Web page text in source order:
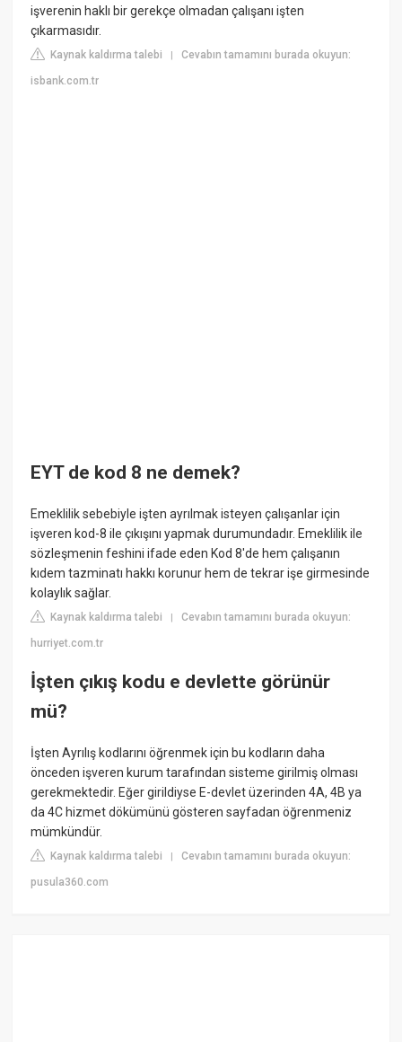
işverenin haklı bir gerekçe olmadan çalışanı işten
çıkarmasıdır.
Kaynak kaldırma talebi |Cevabın tamamını burada okuyun:
isbank.com.tr
EYT de kod 8 ne demek?
Emeklilik sebebiyle işten ayrılmak isteyen çalışanlar için
işveren kod-8 ile çıkışını yapmak durumundadır. Emeklilik ile
sözleşmenin feshini ifade eden Kod 8'de hem çalışanın
kıdem tazminatı hakkı korunur hem de tekrar işe girmesinde
kolaylık sağlar.
Kaynak kaldırma talebi |Cevabın tamamını burada okuyun:
hurriyet.com.tr
İşten çıkış kodu e devlette görünür
mü?
İşten Ayrılış kodlarını öğrenmek için bu kodların daha
önceden işveren kurum tarafından sisteme girilmiş olması
gerekmektedir. Eğer girildiyse E-devlet üzerinden 4A, 4B ya
da 4C hizmet dökümünü gösteren sayfadan öğrenmeniz
mümkündür.
Kaynak kaldırma talebi |Cevabın tamamını burada okuyun:
pusula360.com